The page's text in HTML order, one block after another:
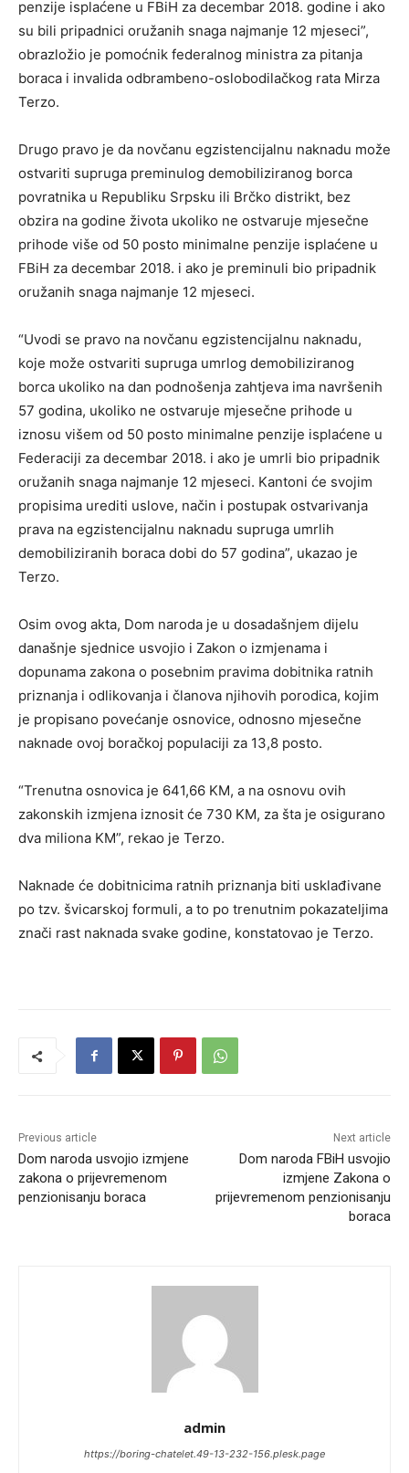
penzije isplaćene u FBiH za decembar 2018. godine i ako
su bili pripadnici oružanih snaga najmanje 12 mjeseci”,
obrazložio je pomoćnik federalnog ministra za pitanja
boraca i invalida odbrambeno-oslobodilačkog rata Mirza
Terzo.
Drugo pravo je da novčanu egzistencijalnu naknadu može
ostvariti supruga preminulog demobiliziranog borca
povratnika u Republiku Srpsku ili Brčko distrikt, bez
obzira na godine života ukoliko ne ostvaruje mjesečne
prihode više od 50 posto minimalne penzije isplaćene u
FBiH za decembar 2018. i ako je preminuli bio pripadnik
oružanih snaga najmanje 12 mjeseci.
“Uvodi se pravo na novčanu egzistencijalnu naknadu,
koje može ostvariti supruga umrlog demobiliziranog
borca ukoliko na dan podnošenja zahtjeva ima navršenih
57 godina, ukoliko ne ostvaruje mjesečne prihode u
iznosu višem od 50 posto minimalne penzije isplaćene u
Federaciji za decembar 2018. i ako je umrli bio pripadnik
oružanih snaga najmanje 12 mjeseci. Kantoni će svojim
propisima urediti uslove, način i postupak ostvarivanja
prava na egzistencijalnu naknadu supruga umrlih
demobiliziranih boraca dobi do 57 godina”, ukazao je
Terzo.
Osim ovog akta, Dom naroda je u dosadašnjem dijelu
današnje sjednice usvojio i Zakon o izmjenama i
dopunama zakona o posebnim pravima dobitnika ratnih
priznanja i odlikovanja i članova njihovih porodica, kojim
je propisano povećanje osnovice, odnosno mjesečne
naknade ovoj boračkoj populaciji za 13,8 posto.
“Trenutna osnovica je 641,66 KM, a na osnovu ovih
zakonskih izmjena iznosit će 730 KM, za šta je osigurano
dva miliona KM”, rekao je Terzo.
Naknade će dobitnicima ratnih priznanja biti usklađivane
po tzv. švicarskoj formuli, a to po trenutnim pokazateljima
znači rast naknada svake godine, konstatovao je Terzo.
Previous article
Dom naroda usvojio izmjene
zakona o prijevremenom
penzionisanju boraca
Next article
Dom naroda FBiH usvojio
izmjene Zakona o
prijevremenom penzionisanju
boraca
admin
https://boring-chatelet.49-13-232-156.plesk.page